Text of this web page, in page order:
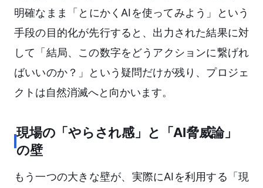
明確なまま「とにかくAIを使ってみよう」という
手段の目的化が先行すると、出力された結果に対
して「結局、この数字をどうアクションに繋げれ
ばいいのか？」という疑問だけが残り、プロジェ
クトは自然消滅へと向かいます。
現場の「やらされ感」と「AI脅威論」
の壁
もう一つの大きな壁が、実際にAIを利用する「現